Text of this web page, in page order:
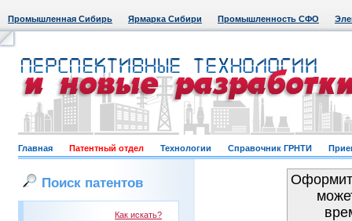
Промышленная Сибирь Ярмарка Сибири Промышленность СФО
Главная Патентный отдел Технологии Справочник ГРНТИ
Поиск патентов
Как искать?